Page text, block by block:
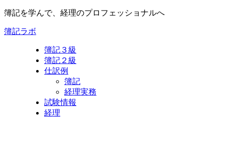
簿記を学んで、経理のプロフェッショナルへ
簿記ラボ
簿記３級
簿記２級
仕訳例
簿記
経理実務
試験情報
経理